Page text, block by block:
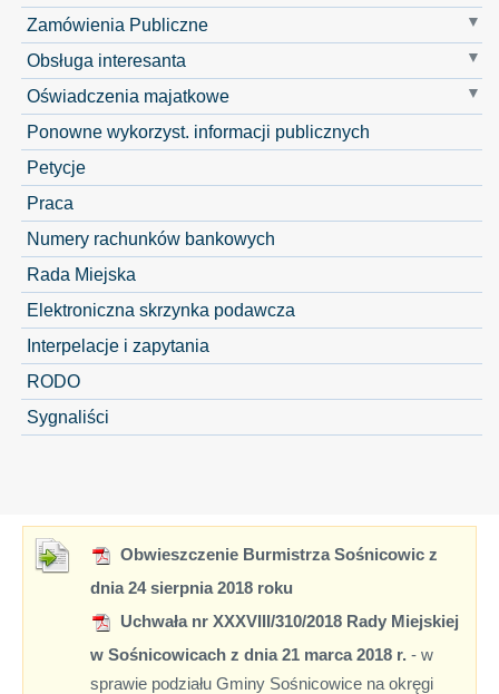
Zamówienia Publiczne
Obsługa interesanta
Oświadczenia majatkowe
Ponowne wykorzyst. informacji publicznych
Petycje
Praca
Numery rachunków bankowych
Rada Miejska
Elektroniczna skrzynka podawcza
Interpelacje i zapytania
RODO
Sygnaliści
Obwieszczenie Burmistrza Sośnicowic z
dnia 24 sierpnia 2018 roku
Uchwała nr XXXVIII/310/2018 Rady Miejskiej
w Sośnicowicach z dnia 21 marca 2018 r. - w
sprawie podziału Gminy Sośnicowice na okręgi